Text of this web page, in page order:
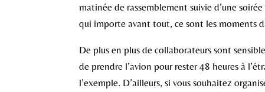
matinée de rassemblement suivie d’une
qui importe avant tout, ce sont les moments
De plus en plus de collaborateurs sont
de prendre l’avion pour rester 48 heures à
l’exemple. D’ailleurs, si vous souhaitez